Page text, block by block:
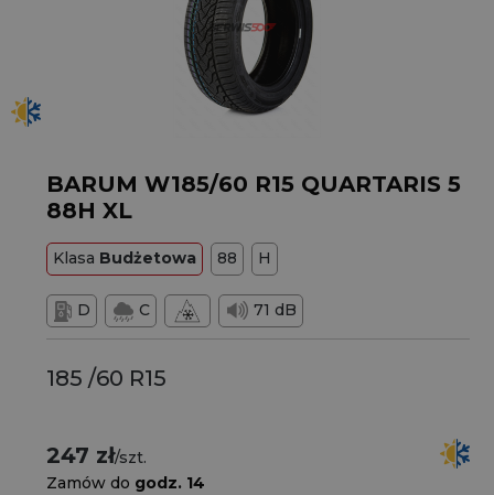
BARUM W185/60 R15 QUARTARIS 5
88H XL
Klasa Budżetowa 88 H
D C 71 dB
185 /60 R15
247 zł/szt.
Zamów do godz. 14